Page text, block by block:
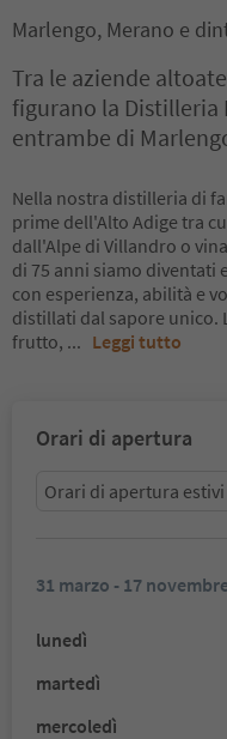
Marlengo, Merano e
Tra le aziende
figurano la
entrambe di
Nella nostra distilleria di
prime dell'Alto Adige tra
dall'Alpe di Villandro o
di 75 anni siamo diventati
con esperienza, abilità e
distillati dal sapore unico.
frutto, ... Leggi tutto
Orari di apertura
Orari di apertura estivi
31 marzo - 17
lunedì
martedì
mercoledì